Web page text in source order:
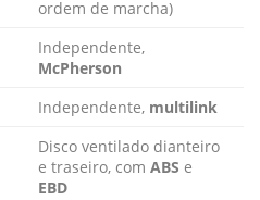
ordem de marcha)
Independente,
McPherson
Independente, multilink
Disco ventilado dianteiro
e traseiro, com ABS e
EBD